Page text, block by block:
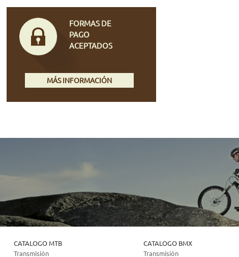
FORMAS DE
PAGO
ACEPTADOS
MÁS INFORMACIÓN
CATALOGO MTB
Transmisión
CATALOGO BMX
Transmisión